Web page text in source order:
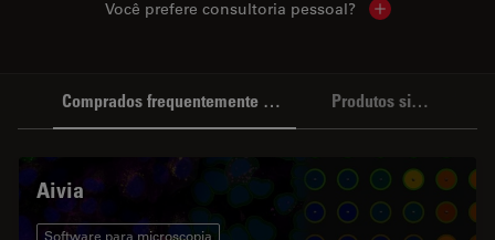
Você prefere consultoria pessoal? Show local
Comprados frequentemente em conjunto Produtos similares
Aivia
Software para microscopia